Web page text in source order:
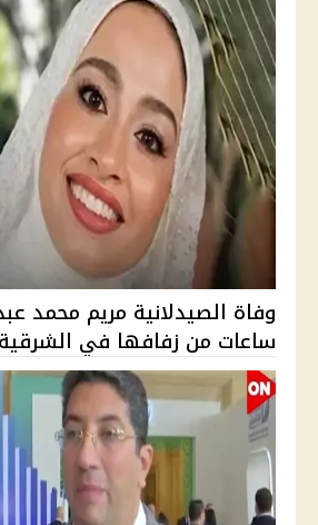
وفاة الصيدلانية مريم محمد
ساعات من زفافها في الشرقية